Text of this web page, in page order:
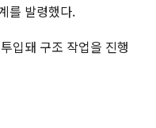
를 발령했다.
입돼 구조 작업을 진행